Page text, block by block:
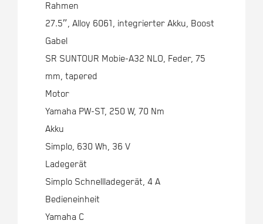
Rahmen
27.5″, Alloy 6061, integrierter Akku, Boost
Gabel
SR SUNTOUR Mobie-A32 NLO, Feder, 75
mm, tapered
Motor
Yamaha PW-ST, 250 W, 70 Nm
Akku
Simplo, 630 Wh, 36 V
Ladegerät
Simplo Schnellladegerät, 4 A
Bedieneinheit
Yamaha C